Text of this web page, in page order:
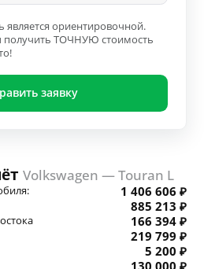
ориентировочной.
получить ТОЧНУЮ стоимость
заявку
Volkswagen — Touran L
1 406 606 ₽
885 213 ₽
166 394 ₽
219 799 ₽
5 200 ₽